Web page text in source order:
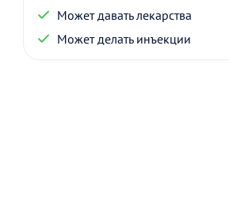
Может давать лекарства
Может делать инъекции